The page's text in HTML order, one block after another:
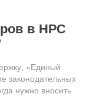
в НРС
«Единый
законодательных
нужно вносить